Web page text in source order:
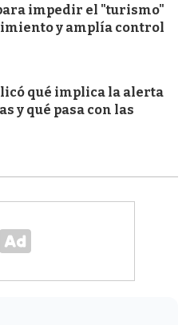
impedir el "turismo"
y amplía control
qué implica la alerta
y qué pasa con las